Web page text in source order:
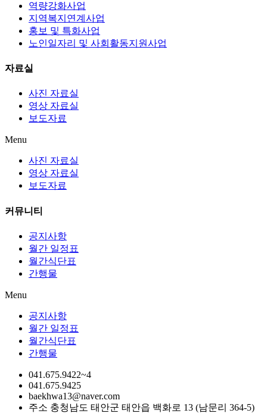
역량강화사업
지역복지연계사업
홍보 및 특화사업
노인일자리 및 사회활동지원사업
자료실
사진 자료실
영상 자료실
보도자료
Menu
사진 자료실
영상 자료실
보도자료
커뮤니티
공지사항
월간 일정표
월간식단표
간행물
Menu
공지사항
월간 일정표
월간식단표
간행물
041.675.9422~4
041.675.9425
baekhwa13@naver.com
주소 충청남도 태안군 태안읍 백화로 13 (남문리 364-5)​